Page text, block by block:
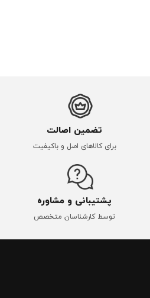
تضمین اصالت
برای کالاهای اصل و باکیفیت
پشتیبانی و مشاوره
توسط کارشناسان متخصص